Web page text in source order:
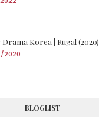
Drama Korea | Rugal (2020)
2020
BLOGLIST